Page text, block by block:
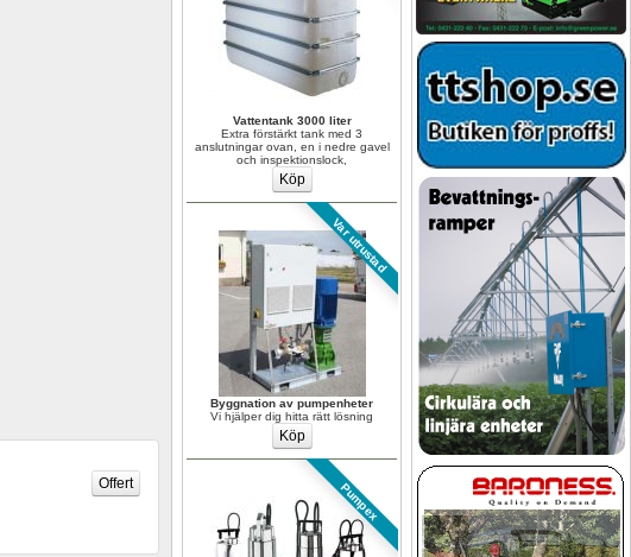
Vattentank 3000 liter
Extra förstärkt tank med 3
anslutningar ovan, en i nedre gavel
och inspektionslock,
Var utrustad
Byggnation av pumpenheter
Vi hjälper dig hitta rätt lösning
Pumpex